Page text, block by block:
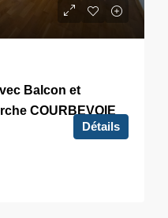
Balcon et
COURBEVOIE
Détails